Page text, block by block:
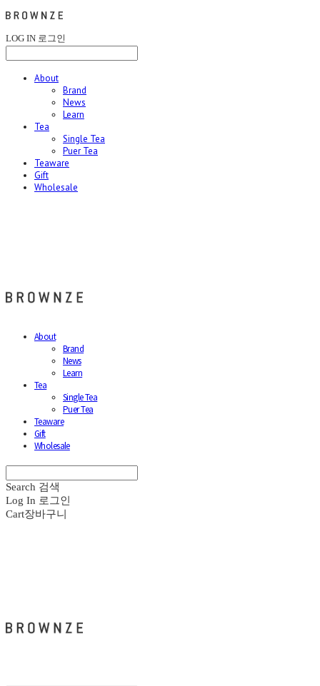
LOG IN 로그인
About
Brand
News
Learn
Tea
Single Tea
Puer Tea
Teaware
Gift
Wholesale
About
Brand
News
Learn
Tea
Single Tea
Puer Tea
Teaware
Gift
Wholesale
Search 검색
Log In 로그인
Cart장바구니